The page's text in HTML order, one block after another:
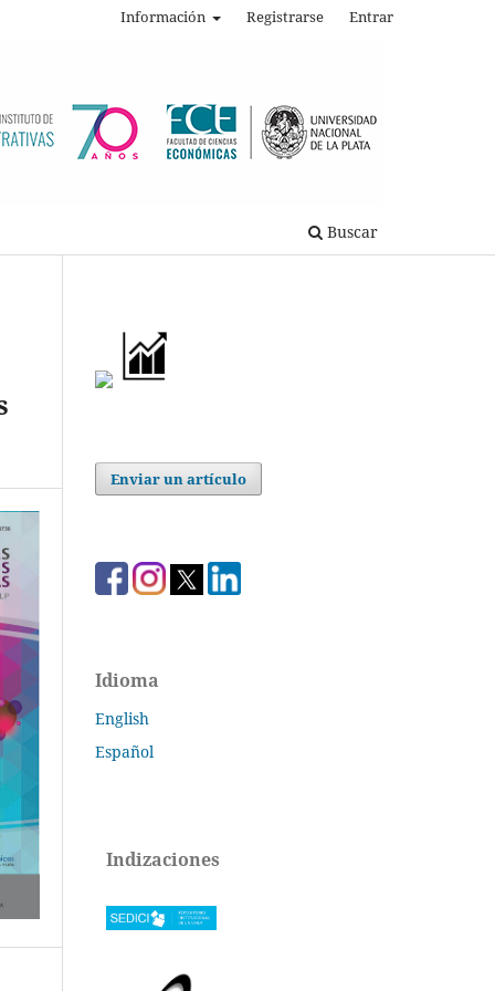
Buscar
Información Registrarse Entrar
Enviar un artículo
Idioma
English
Español
Indizaciones